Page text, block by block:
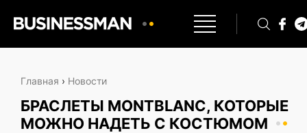
Главная › Новости
БРАСЛЕТЫ MONTBLANC, КОТОРЫЕ
МОЖНО НАДЕТЬ С КОСТЮМОМ